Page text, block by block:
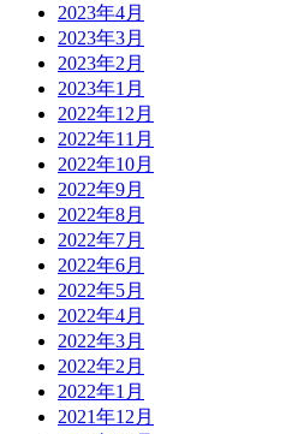
2023年4月
2023年3月
2023年2月
2023年1月
2022年12月
2022年11月
2022年10月
2022年9月
2022年8月
2022年7月
2022年6月
2022年5月
2022年4月
2022年3月
2022年2月
2022年1月
2021年12月